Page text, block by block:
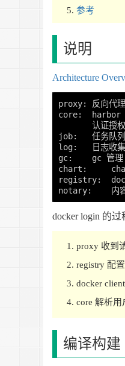
参考
说明
Architecture
proxy: 反向代
core:  harbor 的
认证授
job:   任务队列
log:   日志收集
gc:    gc 管理
chart:
registry:
docker login 的过
proxy 收到
registry 配
docker
core 解析用
编译构建